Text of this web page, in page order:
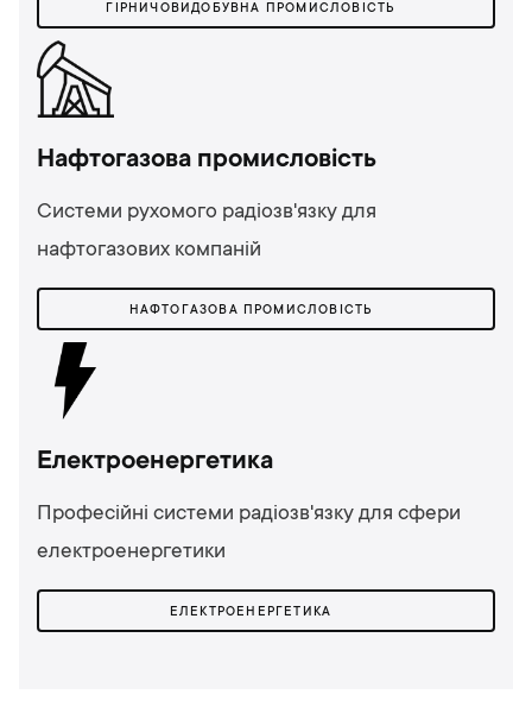
ГІРНИЧОВИДОБУВНА ПРОМИСЛОВІСТЬ
Нафтогазова промисловість
Системи рухомого радіозв'язку для
нафтогазових компаній
НАФТОГАЗОВА ПРОМИСЛОВІСТЬ
Електроенергетика
Професійні системи радіозв'язку для сфери
електроенергетики
ЕЛЕКТРОЕНЕРГЕТИКА